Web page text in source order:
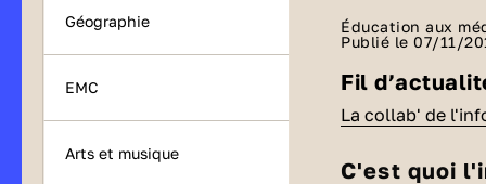
Géographie
EMC
Arts et musique
Éducation aux
Publié le 07/11/
Fil
La collab' de
C'est quoi